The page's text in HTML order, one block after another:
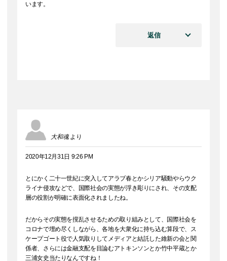
います。
返信
大和魂 より
2020年12月31日 9:26 PM
とにかく二十一世紀に突入してアラブ春とかシリア騒動やらウク
ライナ侵攻などで、国際社会の実態が浮き彫りにされ、その支配
層の役割が明確に表面化されましたね。
だからその実態を撹乱させるための取り組みとして、国際社会を
コロナで埋め尽くしながら、各地を大衆化に持ち込む算段で、ス
ケープゴート役で人気取りしてメディアと結託した維新の会と関
係者、さらには金融支配を目論むアトキンソンとか竹中平蔵とか
三浦女史当たりなんですね！